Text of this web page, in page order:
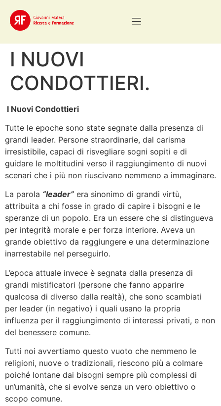
I NUOVI
CONDOTTIERI.
I Nuovi Condottieri
Tutte le epoche sono state segnate dalla presenza di
grandi leader. Persone straordinarie, dal carisma
irresistibile, capaci di risvegliare sogni sopiti e di
guidare le moltitudini verso il raggiungimento di nuovi
scenari che i più non riuscivano nemmeno a immaginare.
La parola “leader” era sinonimo di grandi virtù,
attribuita a chi fosse in grado di capire i bisogni e le
speranze di un popolo. Era un essere che si distingueva
per integrità morale e per forza interiore. Aveva un
grande obiettivo da raggiungere e una determinazione
inarrestabile nel perseguirlo.
L’epoca attuale invece è segnata dalla presenza di
grandi mistificatori (persone che fanno apparire
qualcosa di diverso dalla realtà), che sono scambiati
per leader (in negativo) i quali usano la propria
influenza per il raggiungimento di interessi privati, e non
del benessere comune.
Tutti noi avvertiamo questo vuoto che nemmeno le
religioni, nuove o tradizionali, riescono più a colmare
poiché lontane dai bisogni sempre più complessi di
un’umanità, che si evolve senza un vero obiettivo o
scopo comune.